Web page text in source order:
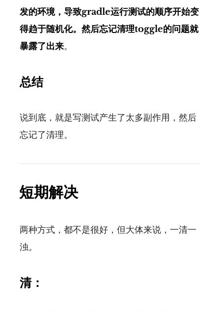
发的环境，导致gradle运行测试的顺序开始变
得趋于随机化。然后忘记清理toggle的问题就
暴露了出来。
总结
说到底，就是写测试产生了太多副作用，然后
忘记了清理。
短期解决
两种方式，都不是很好，但大体来说，一清一
浊。
清：